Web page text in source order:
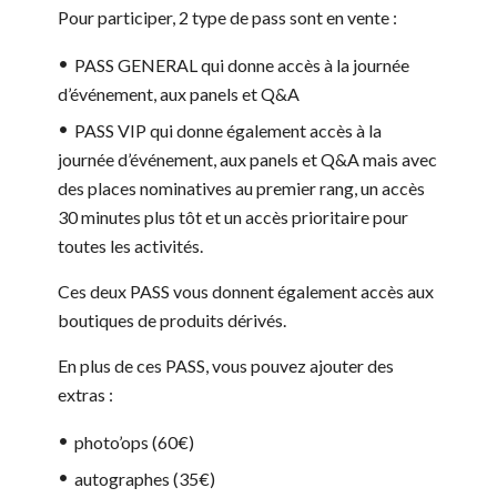
Pour participer, 2 type de pass sont en vente :
PASS GENERAL qui donne accès à la journée
d’événement, aux panels et Q&A
PASS VIP qui donne également accès à la
journée d’événement, aux panels et Q&A mais avec
des places nominatives au premier rang, un accès
30 minutes plus tôt et un accès prioritaire pour
toutes les activités.
Ces deux PASS vous donnent également accès aux
boutiques de produits dérivés.
En plus de ces PASS, vous pouvez ajouter des
extras :
photo’ops (60€)
autographes (35€)